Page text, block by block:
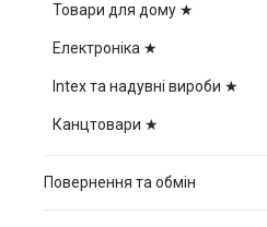
Товари для дому ★
Електроніка ★
Intex та надувні вироби ★
Канцтовари ★
Повернення та обмін